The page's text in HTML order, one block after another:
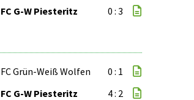
FC G-W Piesteritz 0 : 3
FC Grün-Weiß Wolfen
0 : 1
FC G-W Piesteritz
4 : 2